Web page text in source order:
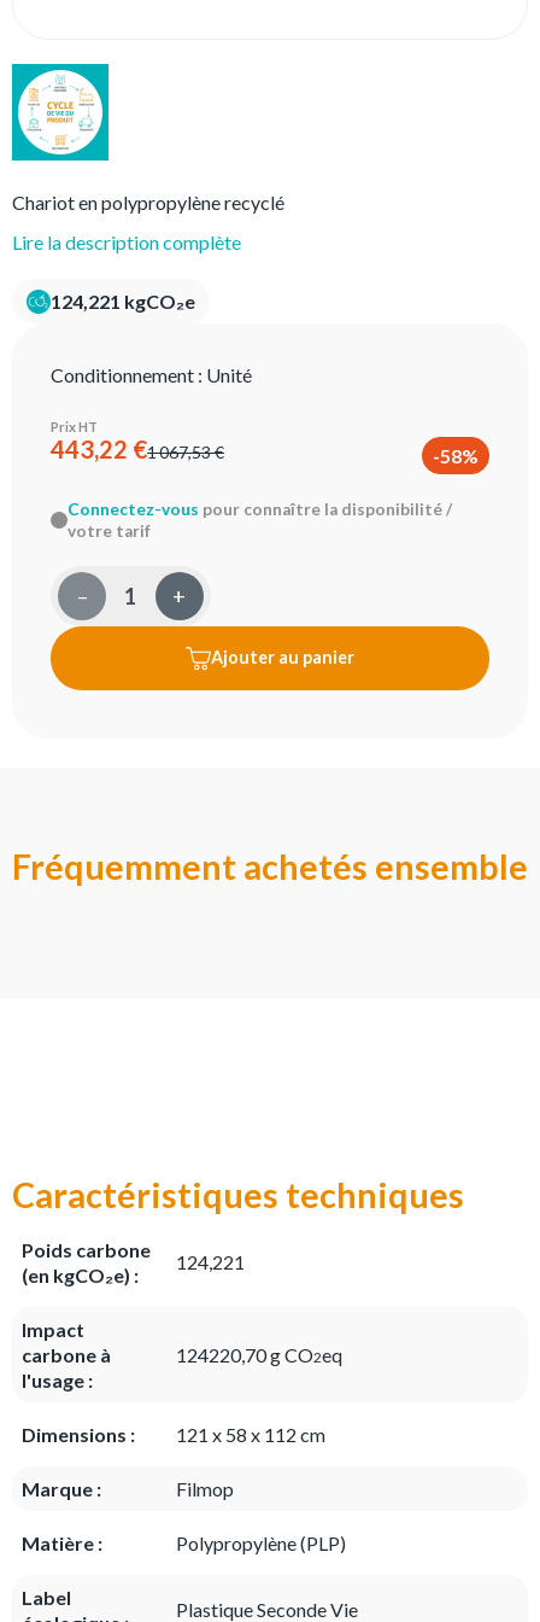
Chariot en polypropylène recyclé
Lire la description complète
124,221 kgCO₂e
Conditionnement : Unité
Prix HT
443,22 €1 067,53 € -58%
Connectez-vous pour connaître la disponibilité /
votre tarif
– +
Ajouter au panier
Fréquemment achetés ensemble
Caractéristiques techniques
Poids carbone
(en kgCO₂e) :
124,221
Impact
carbone à
l'usage :
124220,70 g CO2eq
Dimensions : 121 x 58 x 112 cm
Marque : Filmop
Matière : Polypropylène (PLP)
Label
Plastique Seconde Vie